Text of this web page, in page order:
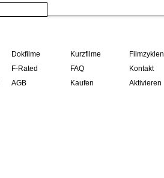
Dokfilme Kurzfilme Filmzyklen
F-Rated FAQ Kontakt
AGB Kaufen Aktivieren